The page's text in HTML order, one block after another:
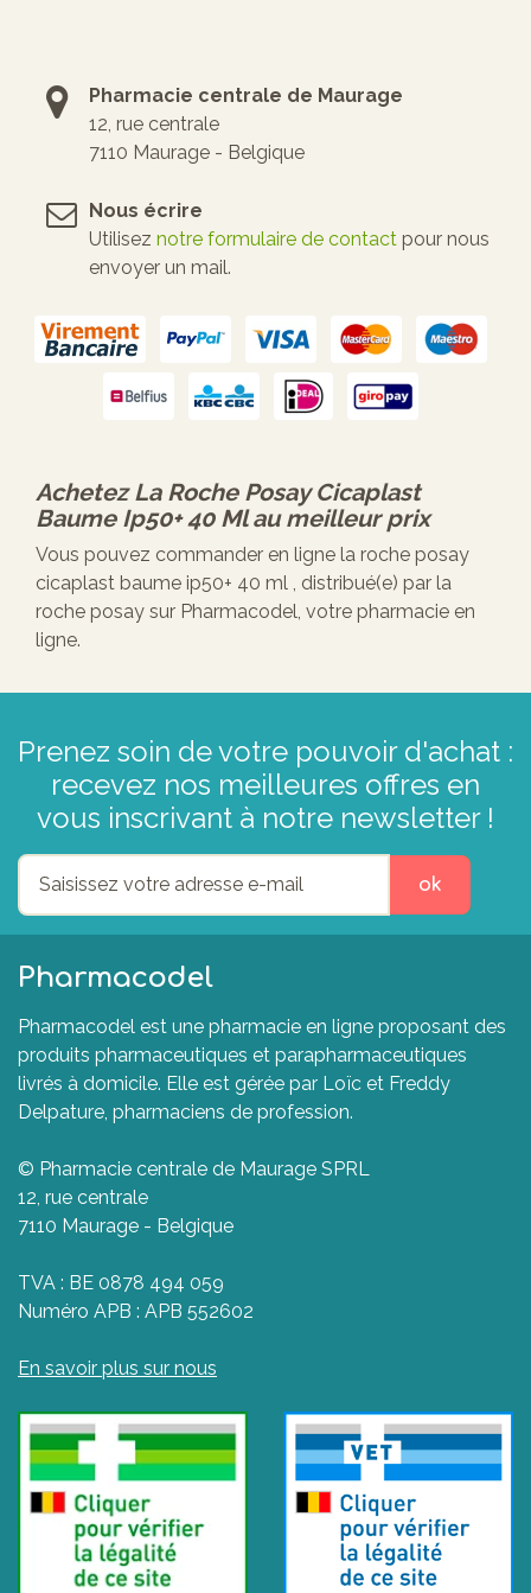
Pharmacie centrale de Maurage
12, rue centrale
7110 Maurage - Belgique
Nous écrire
Utilisez notre formulaire de contact pour nous
envoyer un mail.
AchetezLa Roche Posay Cicaplast
Baume Ip50+ 40 Mlau meilleur prix
Vous pouvez commander en ligne la roche posay
cicaplast baume ip50+ 40 ml , distribué(e) par la
roche posay sur Pharmacodel, votre pharmacie en
ligne.
Prenez soin de votre pouvoir d'achat :
recevez nos meilleures offres en
vous inscrivant à notre newsletter !
ok
Pharmacodel
Pharmacodel est une pharmacie en ligne proposant des
produits pharmaceutiques et parapharmaceutiques
livrés à domicile. Elle est gérée par Loïc et Freddy
Delpature, pharmaciens de profession.
© Pharmacie centrale de Maurage SPRL
12, rue centrale
7110 Maurage - Belgique
TVA : BE 0878 494 059
Numéro APB : APB 552602
En savoir plus sur nous